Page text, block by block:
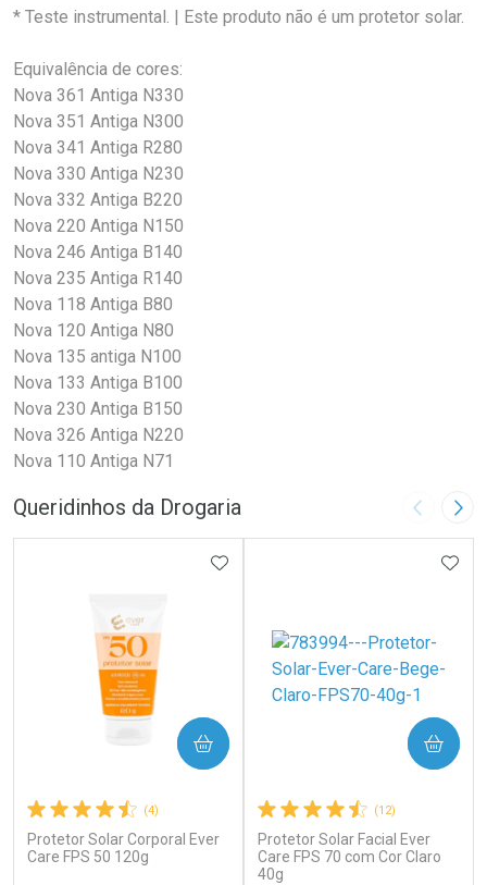
* Teste instrumental. | Este produto não é um protetor solar.
Equivalência de cores:
Nova 361 Antiga N330
Nova 351 Antiga N300
Nova 341 Antiga R280
Nova 330 Antiga N230
Nova 332 Antiga B220
Nova 220 Antiga N150
Nova 246 Antiga B140
Nova 235 Antiga R140
Nova 118 Antiga B80
Nova 120 Antiga N80
Nova 135 antiga N100
Nova 133 Antiga B100
Nova 230 Antiga B150
Nova 326 Antiga N220
Nova 110 Antiga N71
Queridinhos da Drogaria Imagem
(4)
Protetor Solar Corporal Ever
Care FPS 50 120g
ADICIONAR AOS FAVORITOS
COMPRAR
(12)
Protetor Solar Facial Ever
Care FPS 70 com Cor Claro
40g
COMPRAR